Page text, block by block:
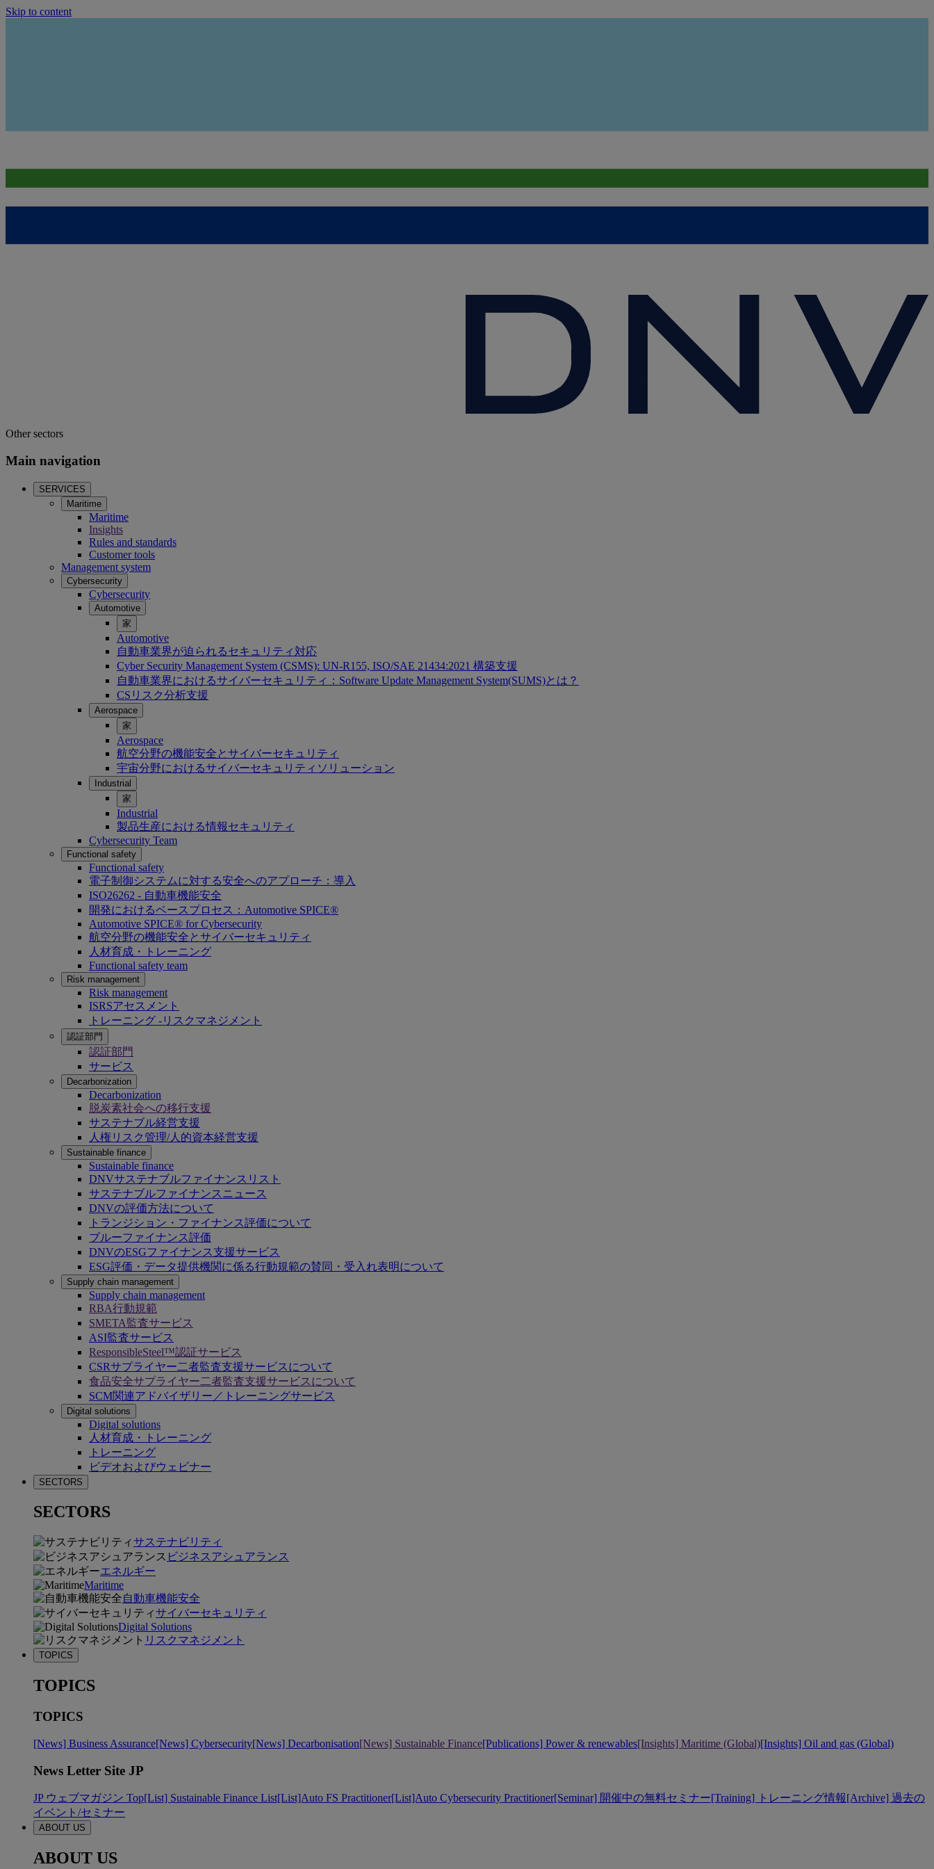
Skip to content
Other sectors
Main navigation
SERVICES
Maritime
Maritime
Insights
Rules and standards
Customer tools
Management system
Cybersecurity
Cybersecurity
Automotive
家
Automotive
自動車業界が迫られるセキュリティ対応
Cyber Security Management System (CSMS): UN-R155, ISO/SAE 21434:2021 構築支援
自動車業界におけるサイバーセキュリティ：Software Update Management System(SUMS)とは？
CSリスク分析支援
Aerospace
家
Aerospace
航空分野の機能安全とサイバーセキュリティ
宇宙分野におけるサイバーセキュリティソリューション
Industrial
家
Industrial
製品生産における情報セキュリティ
Cybersecurity Team
Functional safety
Functional safety
電子制御システムに対する安全へのアプローチ：導入
ISO26262 - 自動車機能安全
開発におけるベースプロセス：Automotive SPICE®
Automotive SPICE® for Cybersecurity
航空分野の機能安全とサイバーセキュリティ
人材育成・トレーニング
Functional safety team
Risk management
Risk management
ISRSアセスメント
トレーニング -リスクマネジメント
認証部門
認証部門
サービス
Decarbonization
Decarbonization
脱炭素社会への移行支援
サステナブル経営支援
人権リスク管理/人的資本経営支援
Sustainable finance
Sustainable finance
DNVサステナブルファイナンスリスト
サステナブルファイナンスニュース
DNVの評価方法について
トランジション・ファイナンス評価について
ブルーファイナンス評価
DNVのESGファイナンス支援サービス
ESG評価・データ提供機関に係る行動規範の賛同・受入れ表明について
Supply chain management
Supply chain management
RBA行動規範
SMETA監査サービス
ASI監査サービス
ResponsibleSteel™認証サービス
CSRサプライヤー二者監査支援サービスについて
食品安全サプライヤー二者監査支援サービスについて
SCM関連アドバイザリー／トレーニングサービス
Digital solutions
Digital solutions
人材育成・トレーニング
トレーニング
ビデオおよびウェビナー
SECTORS
SECTORS
サステナビリティ
ビジネスアシュアランス
エネルギー
Maritime
自動車機能安全
サイバーセキュリティ
Digital Solutions
リスクマネジメント
TOPICS
TOPICS
TOPICS
[News] Business Assurance[News] Cybersecurity[News] Decarbonisation[News] Sustainable Finance[Publications] Power & renewables[Insights] Maritime (Global)[Insights] Oil and gas (Global)
News Letter Site JP
JP ウェブマガジン Top[List] Sustainable Finance List[List]Auto FS Practitioner[List]Auto Cybersecurity Practitioner[Seminar] 開催中の無料セミナー[Training] トレーニング情報[Archive] 過去の
イベント/セミナー
ABOUT US
ABOUT US